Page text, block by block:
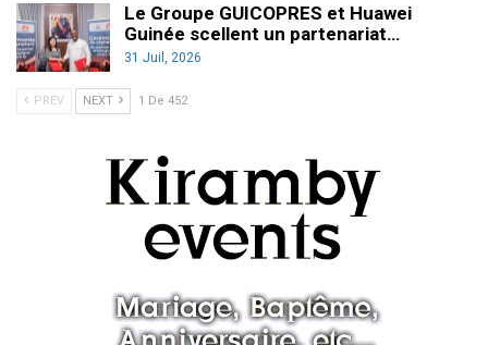
Le Groupe GUICOPRES et Huawei
Guinée scellent un partenariat…
31 Juil, 2026
PREV NEXT 1 De 452